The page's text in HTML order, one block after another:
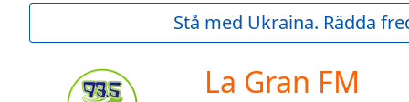
Current
Stå med Ukraina. Rädda
La Gran FM